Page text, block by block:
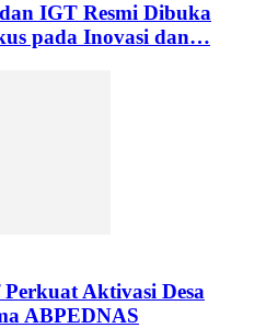
IGT Resmi Dibuka
pada Inovasi dan…
Aktivasi Desa
ABPEDNAS